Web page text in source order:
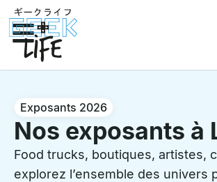
Exposants 2026
Nos exposants à
Food trucks, boutiques, artistes,
explorez l’ensemble des univers